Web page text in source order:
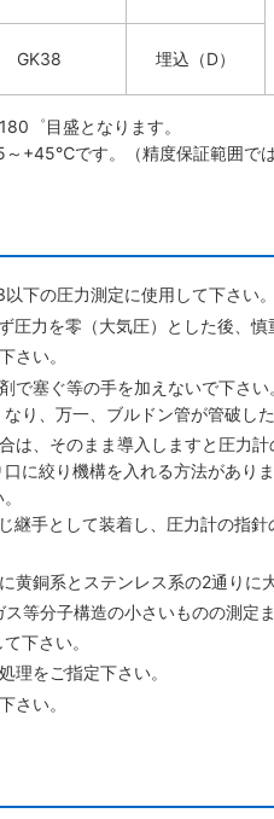
GK38
埋込（D）
゜目盛となります。
～+45℃です。（精度保証範囲で
以下の圧力測定に使用して下さ
圧力を零（大気圧）とした後、
さい。
で塞ぐ等の手を加えないで下さい
り、万一、ブルドン管が管破し
は、そのまま導入しますと圧力
に絞り機構を入れる方法があ
継手として装着し、圧力計の指
黄銅系とステンレス系の2通り
ス等分子構造の小さいものの測定
下さい。
理をご指定下さい。
さい。